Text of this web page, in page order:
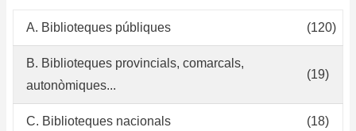
A. Biblioteques públiques (120)
B. Biblioteques provincials, comarcals,
autonòmiques...
(19)
C. Biblioteques nacionals (18)